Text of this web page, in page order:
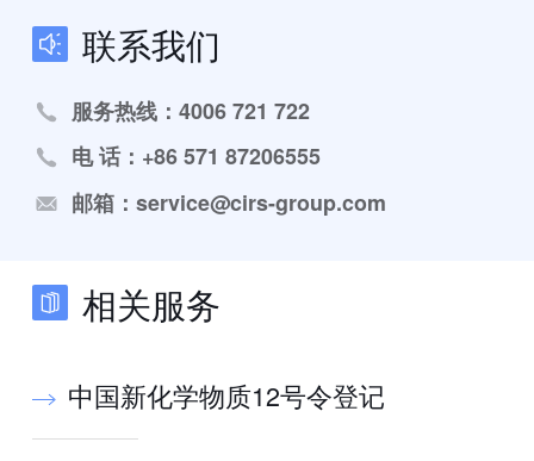
联系我们
服务热线：4006 721 722
电 话：+86 571 87206555
邮箱：service@cirs-group.com
相关服务
中国新化学物质12号令登记